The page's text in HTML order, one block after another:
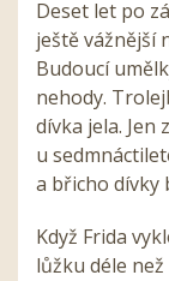
Deset let po
ještě vážnější
Budoucí
nehody.
dívka jela. Jen
u
a břicho dívky
Když Frida
lůžku déle